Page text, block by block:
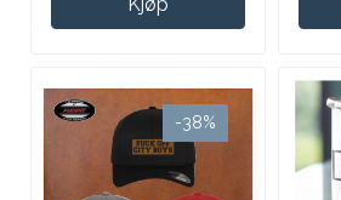
Kjøp
-38%